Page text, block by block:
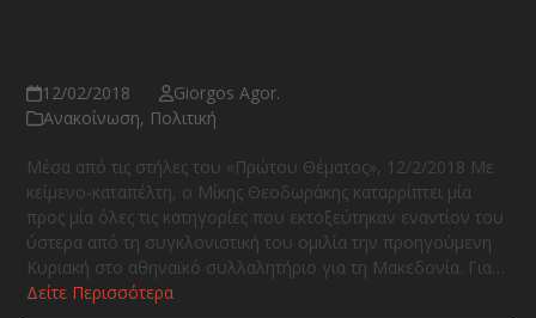
12/02/2018
Giorgos Agor.
Ανακοίνωση, Πολιτική
Μέσα από τις στήλες του «Πρώτου Θέματος», 12/2/2018 Με
κείμενο-καταπέλτη, ο Μίκης Θεοδωράκης καταρρίπτει μία
προς μία όλες τις κατηγορίες που εκτοξεύτηκαν εναντίον του
ύστερα από τη συγκλονιστική του ομιλία την προηγούμενη
Κυριακή στο αθηναϊκό συλλαλητήριο για τη Μακεδονία. Για…
Δείτε Περισσότερα